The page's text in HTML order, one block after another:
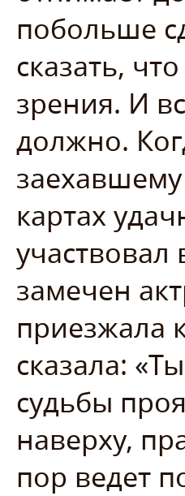
побольше
сказать,
зрения. И
должно.
картах
замечен
приезжала
сказала:
судьбы
наверху,
пор ведет